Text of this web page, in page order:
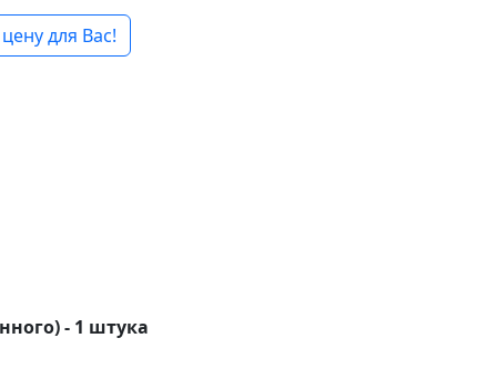
для Вас!
- 1 штука